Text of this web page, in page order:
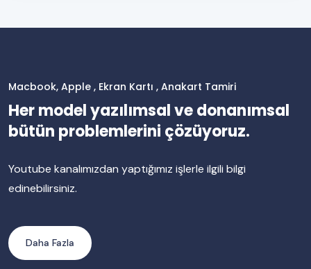
Macbook, Apple , Ekran Kartı , Anakart Tamiri
Her model yazılımsal ve donanımsal
bütün problemlerini çözüyoruz.
Youtube kanalımızdan yaptığımız işlerle ilgili bilgi
edinebilirsiniz.
Daha Fazla